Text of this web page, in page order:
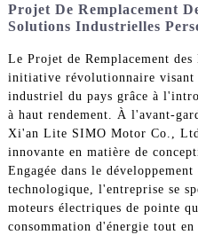
Projet De Remplacement
Solutions Industrielles
Le Projet de Remplacement
initiative révolutionnaire visant
industriel du pays grâce à
à haut rendement. À l'avant-
Xi'an Lite SIMO Motor Co.,
innovante en matière de
Engagée dans le
technologique, l'entreprise se
moteurs électriques de pointe
consommation d'énergie tout